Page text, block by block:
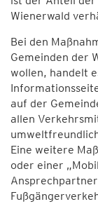
Wienerwald
Bei den
Gemeinden der
wollen, handelt
auf der
allen
Eine weitere
oder einer